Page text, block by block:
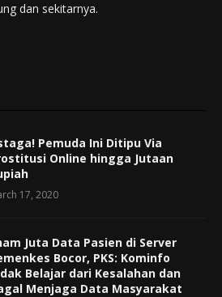
dan sekitarnya.
Pemuda Ini Ditipu Via
Online hingga Jutaan
17, 2020
Juta Data Pasien di Server
Bocor, PKS: Kominfo
Belajar dari Kesalahan dan
Menjaga Data Masyarakat